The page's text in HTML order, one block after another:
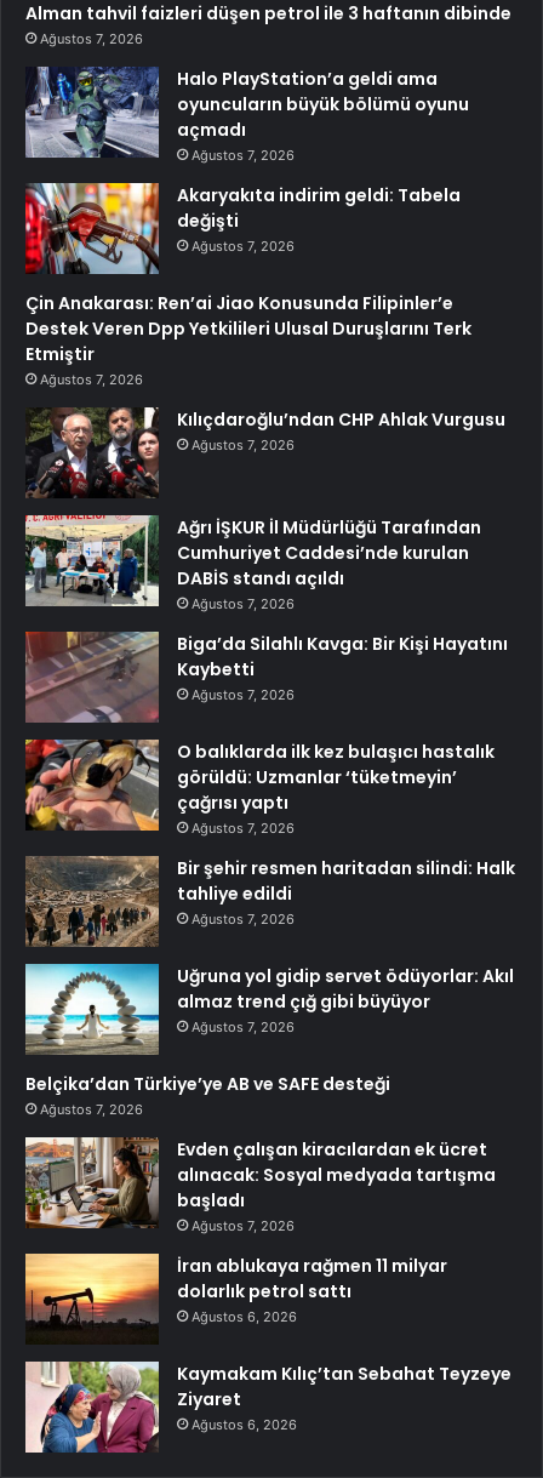
Alman tahvil faizleri düşen petrol ile 3 haftanın dibinde
Ağustos 7, 2026
Halo PlayStation’a geldi ama
oyuncuların büyük bölümü oyunu
açmadı
Ağustos 7, 2026
Akaryakıta indirim geldi: Tabela
değişti
Ağustos 7, 2026
Çin Anakarası: Ren’ai Jiao Konusunda Filipinler’e
Destek Veren Dpp Yetkilileri Ulusal Duruşlarını Terk
Etmiştir
Ağustos 7, 2026
Kılıçdaroğlu’ndan CHP Ahlak Vurgusu
Ağustos 7, 2026
Ağrı İŞKUR İl Müdürlüğü Tarafından
Cumhuriyet Caddesi’nde kurulan
DABİS standı açıldı
Ağustos 7, 2026
Biga’da Silahlı Kavga: Bir Kişi Hayatını
Kaybetti
Ağustos 7, 2026
O balıklarda ilk kez bulaşıcı hastalık
görüldü: Uzmanlar ‘tüketmeyin’
çağrısı yaptı
Ağustos 7, 2026
Bir şehir resmen haritadan silindi: Halk
tahliye edildi
Ağustos 7, 2026
Uğruna yol gidip servet ödüyorlar: Akıl
almaz trend çığ gibi büyüyor
Ağustos 7, 2026
Belçika’dan Türkiye’ye AB ve SAFE desteği
Ağustos 7, 2026
Evden çalışan kiracılardan ek ücret
alınacak: Sosyal medyada tartışma
başladı
Ağustos 7, 2026
İran ablukaya rağmen 11 milyar
dolarlık petrol sattı
Ağustos 6, 2026
Kaymakam Kılıç’tan Sebahat Teyzeye
Ziyaret
Ağustos 6, 2026